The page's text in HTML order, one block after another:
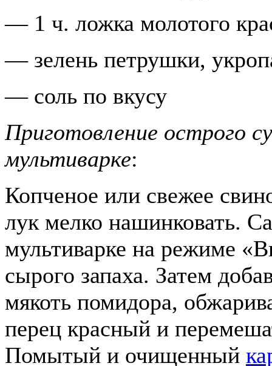
— 1 ч. ложка молотого
— зелень петрушки,
— соль по вкусу
Приготовление острого
мультиварке:
Копченое или свежее
лук мелко нашинковать.
мультиварке на режиме
сырого запаха. Затем
мякоть помидора,
перец красный и
Помытый и очищенный